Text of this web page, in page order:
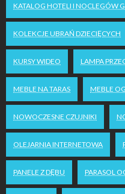
KATALOG HOTELI I NOCLEGÓW
KOLEKCJE UBRAŃ DZIECIĘCYCH
KURSY WIDEO LAMPA
MEBLE NA TARAS MEBLE
NOWOCZESNE CZUJNIKI
OLEJARNIA INTERNETOWA
PANELE Z DĘBU PARASOL